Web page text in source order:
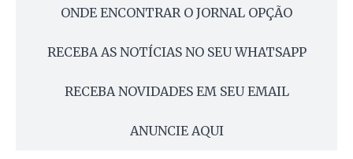
ONDE ENCONTRAR O JORNAL OPÇÃO
RECEBA AS NOTÍCIAS NO SEU WHATSAPP
RECEBA NOVIDADES EM SEU EMAIL
ANUNCIE AQUI